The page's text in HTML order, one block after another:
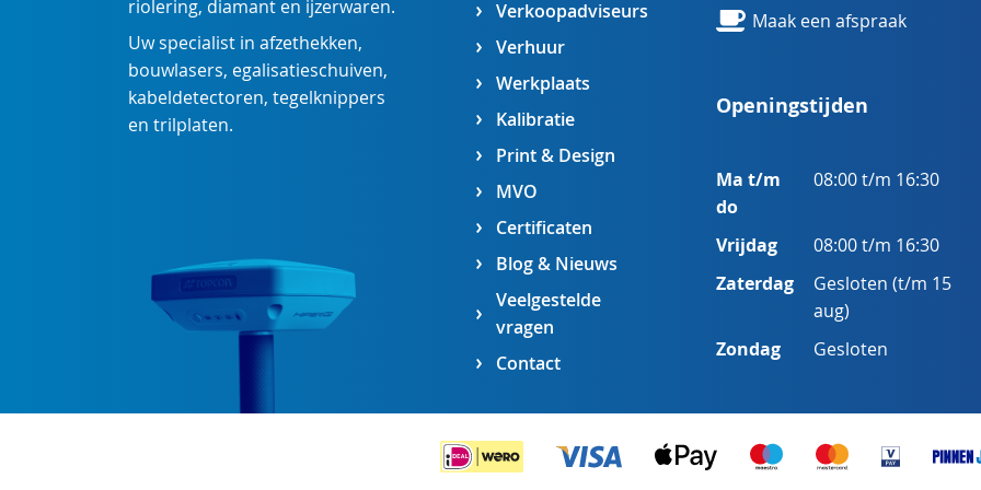
riolering, diamant en ijzerwaren.
Uw specialist in afzethekken,
bouwlasers, egalisatieschuiven,
kabeldetectoren, tegelknippers
en trilplaten.
Verkoopadviseurs
Verhuur
Werkplaats
Kalibratie
Print & Design
MVO
Certificaten
Blog & Nieuws
Veelgestelde
vragen
Contact
Maak een afspraak
Openingstijden
Ma t/m
do
08:00 t/m 16:30
Vrijdag 08:00 t/m 16:30
Zaterdag
Gesloten (t/m 15
aug)
Zondag Gesloten